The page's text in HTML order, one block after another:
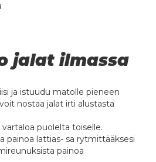
jalat ilmassa
ja istuudu matolle pieneen
nostaa jalat irti alustasta
puolelta toiselle.
painoa lattias- sa rytmittääksesi
painoa